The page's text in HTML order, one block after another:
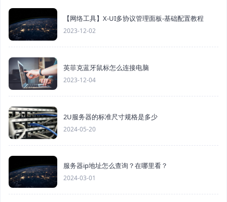
【网络工具】X-UI多协议管理面板-基础配置教程
2023-12-02
英菲克蓝牙鼠标怎么连接电脑
2023-12-04
2U服务器的标准尺寸规格是多少
2024-05-20
服务器ip地址怎么查询？在哪里看？
2024-03-01